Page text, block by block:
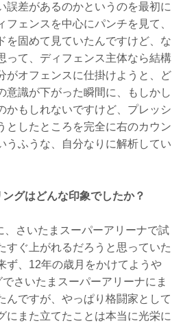
誤差があるのかというのを最初に
フェンスを中心にパンチを見て、
を固めて見ていたんですけど、な
って、ディフェンス主体なら結構
がオフェンスに仕掛けようと、ど
意識が下がった瞬間に、もしかし
かもしれないですけど、プレッシ
としたところを完全に右のカウン
うふうな、自分なりに解析してい
グはどんな印象でしたか？
さいたまスーパーアリーナで試
すぐ上がれるだろうと思っていた
ず、12年の歳月をかけてようや
さいたまスーパーアリーナにま
んですが、やっぱり格闘家として
にまた立てたことは本当に光栄に